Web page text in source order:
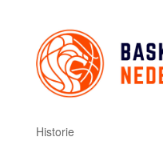
Historie